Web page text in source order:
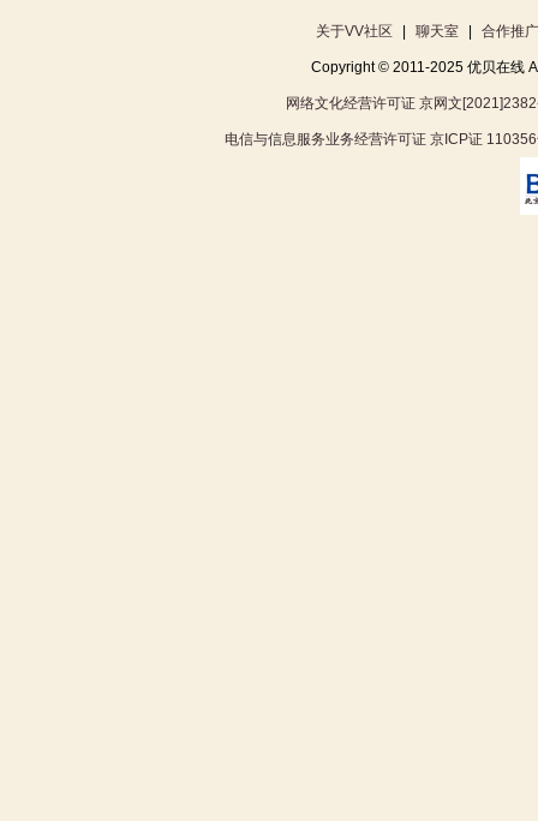
关于VV社区 聊天室 合作推广
Copyright © 2011-2025 优贝在线
网络文化经营许可证 京网文
电信与信息服务业务经营许可证 京ICP证